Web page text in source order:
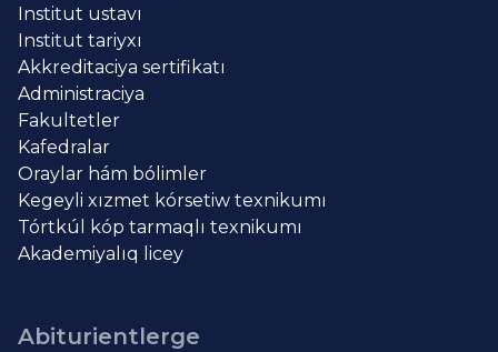
Institut ustavı
Institut tariyxı
Akkreditaciya sertifikatı
Administraciya
Fakultetler
Kafedralar
Oraylar hám bólimler
Kegeyli xızmet kórsetiw texnikumı
Tórtkúl kóp tarmaqlı texnikumı
Akademiyalıq licey
Abiturientlerge